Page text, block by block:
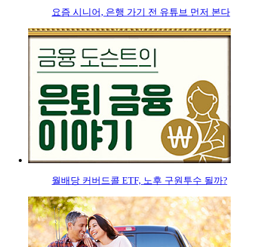
요즘 시니어, 은행 가기 전 유튜브 먼저 본다
월배당 커버드콜 ETF, 노후 구원투수 될까?